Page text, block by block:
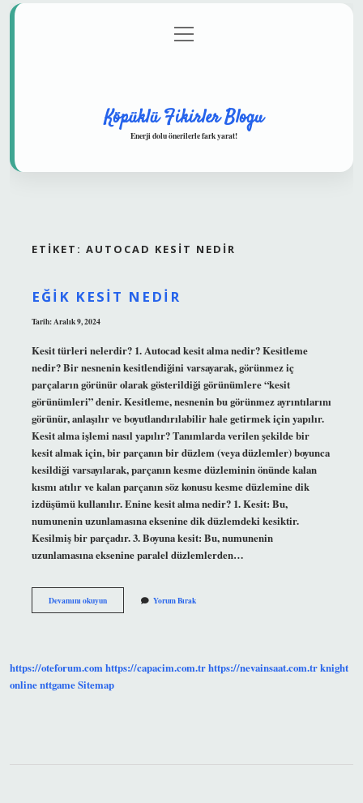
Gizlilik Politikası
menüyü
aç
Köpüklü Fikirler Blogu
Enerji dolu önerilerle fark yarat!
ETIKET: AUTOCAD KESIT NEDIR
EĞIK KESIT NEDIR
Tarih: Aralık 9, 2024
Kesit türleri nelerdir? 1. Autocad kesit alma nedir? Kesitleme
nedir? Bir nesnenin kesitlendiğini varsayarak, görünmez iç
parçaların görünür olarak gösterildiği görünümlere “kesit
görünümleri” denir. Kesitleme, nesnenin bu görünmez ayrıntılarını
görünür, anlaşılır ve boyutlandırılabilir hale getirmek için yapılır.
Kesit alma işlemi nasıl yapılır? Tanımlarda verilen şekilde bir
kesit almak için, bir parçanın bir düzlem (veya düzlemler) boyunca
kesildiği varsayılarak, parçanın kesme düzleminin önünde kalan
kısmı atılır ve kalan parçanın söz konusu kesme düzlemine dik
izdüşümü kullanılır. Enine kesit alma nedir? 1. Kesit: Bu,
numunenin uzunlamasına eksenine dik düzlemdeki kesiktir.
Kesilmiş bir parçadır. 3. Boyuna kesit: Bu, numunenin
uzunlamasına eksenine paralel düzlemlerden…
Devamını okuyunEğik
Kesit
Yorum Bırak
https://oteforum.comhttps://capacim.com.trhttps://nevainsaat.com.trknight
onlinenttgameSitemap